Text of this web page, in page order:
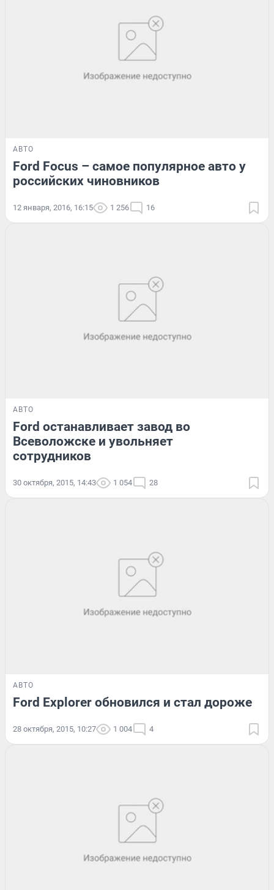
АВТО
Ford Focus – самое популярное авто у
российских чиновников
12 января, 2016, 16:15 1 256 16
АВТО
Ford останавливает завод во
Всеволожске и увольняет
сотрудников
30 октября, 2015, 14:43 1 054 28
АВТО
Ford Explorer обновился и стал дороже
28 октября, 2015, 10:27 1 004 4